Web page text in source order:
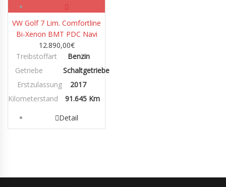
VW Golf 7 Lim. Comfortline
Bi-Xenon BMT PDC Navi
12.890,00€
Treibstoffart
Benzin
Getriebe
Schaltgetriebe
Erstzulassung
2017
Kilometerstand
91.645 Km
Detail